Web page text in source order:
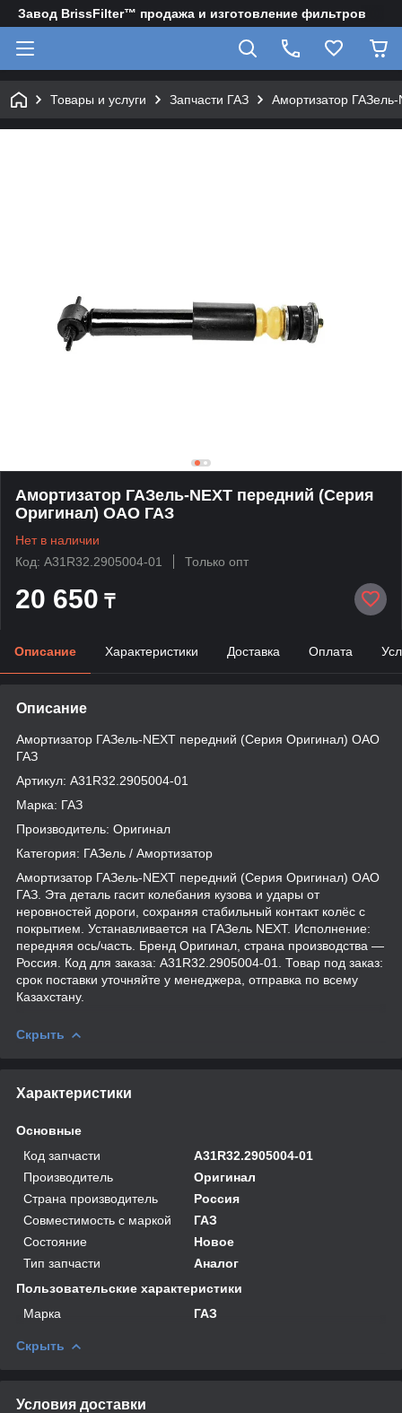
Завод BrissFilter™ продажа и изготовление фильтров
Товары и услуги Запчасти ГАЗ Амортизатор
Амортизатор ГАЗель-NEXT передний (Серия
Оригинал) ОАО ГАЗ
Нет в наличии
Код: А31R32.2905004-01
Только опт
20 650 ₸
Описание Характеристики Доставка Оплата
Описание
Амортизатор ГАЗель-NEXT передний (Серия Оригинал) ОАО
ГАЗ
Артикул: А31R32.2905004-01
Марка: ГАЗ
Производитель: Оригинал
Категория: ГАЗель / Амортизатор
Амортизатор ГАЗель-NEXT передний (Серия Оригинал) ОАО
ГАЗ. Эта деталь гасит колебания кузова и удары от
неровностей дороги, сохраняя стабильный контакт колёс с
покрытием. Устанавливается на ГАЗель NEXT. Исполнение:
передняя ось/часть. Бренд Оригинал, страна производства —
Россия. Код для заказа: А31R32.2905004-01. Товар под заказ:
срок поставки уточняйте у менеджера, отправка по всему
Казахстану.
Скрыть
Характеристики
Основные
Код запчасти
А31R32.2905004-01
Производитель
Оригинал
Страна производитель
Россия
Совместимость с маркой
ГАЗ
Состояние
Новое
Тип запчасти
Аналог
Пользовательские характеристики
Марка
ГАЗ
Скрыть
Условия доставки